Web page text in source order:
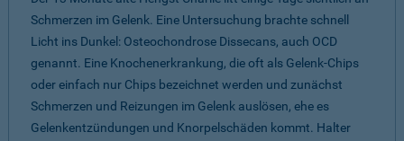
Schmerzen im Gelenk. Eine Untersuchung brachte schnell
Licht ins Dunkel: Osteochondrose Dissecans, auch OCD
genannt. Eine Knochenerkrankung, die oft als Gelenk-Chips
oder einfach nur Chips bezeichnet werden und zunächst
Schmerzen und Reizungen im Gelenk auslösen, ehe es
Gelenkentzündungen und Knorpelschäden kommt. Halter